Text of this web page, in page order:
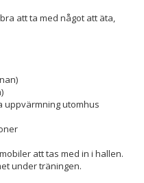
att ta med något att äta,
uppvärmning utomhus
att tas med in i hallen.
under träningen.